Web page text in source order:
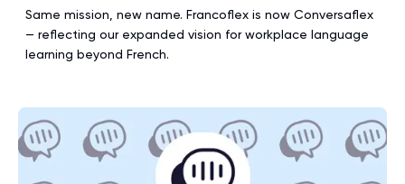
Same mission, new name. Francoflex is now Conversaflex
— reflecting our expanded vision for workplace language
learning beyond French.